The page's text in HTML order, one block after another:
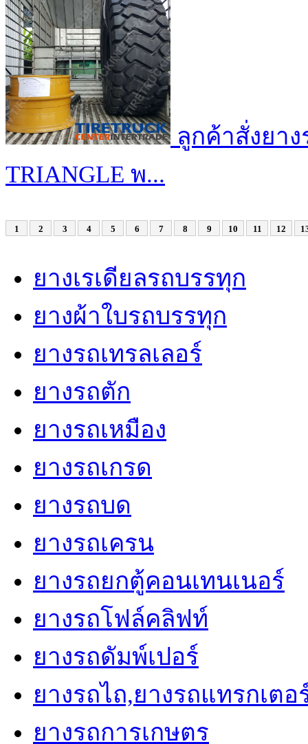
ลูกค้าสั่งยาง
TRIANGLE พ...
1 2 3 4 5 6 7 8 9 10 11 12
ยางเรเดียลรถบรรทุก
ยางผ้าใบรถบรรทุก
ยางรถเทรลเลอร์
ยางรถตัก
ยางรถเหมือง
ยางรถเกรด
ยางรถบด
ยางรถเครน
ยางรถยกตู้คอนเทนเนอร์
ยางรถโฟล์คลิฟท์
ยางรถดัมพ์เปอร์
ยางรถไถ,ยางรถแทรกเตอ
ยางรถการเกษตร